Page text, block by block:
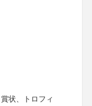
状、トロフィ